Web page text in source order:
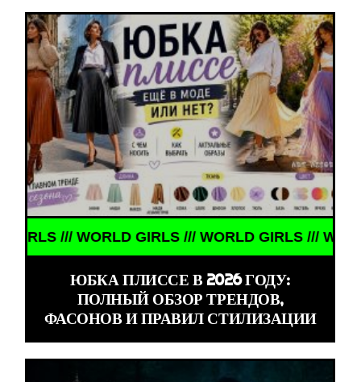
WORLD GIRLS /// WORLD GIRLS /// WORLD
ЮБКА ПЛИССЕ В 2026 ГОДУ:
ПОЛНЫЙ ОБЗОР ТРЕНДОВ,
ФАСОНОВ И ПРАВИЛ СТИЛИЗАЦИИ